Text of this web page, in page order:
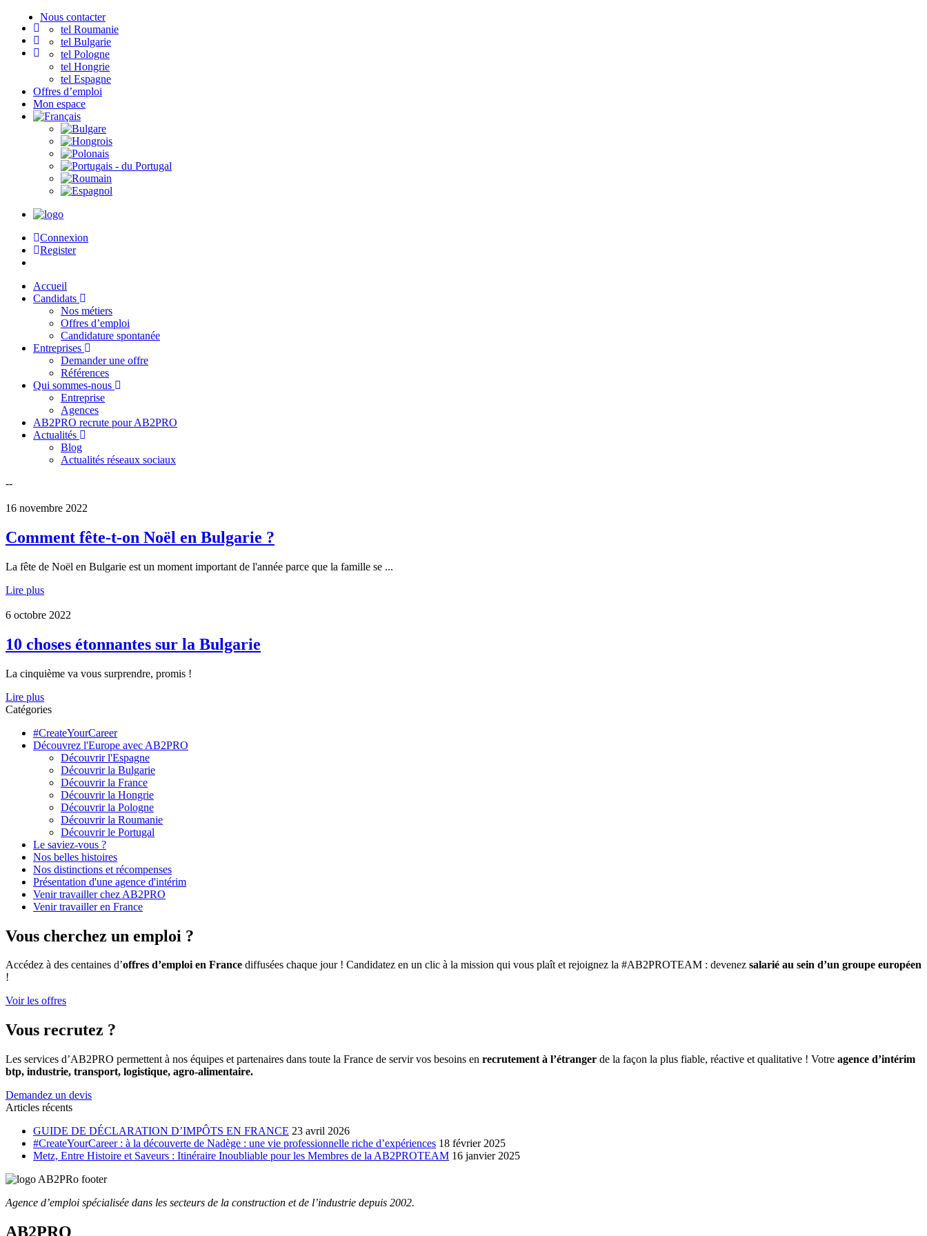
Nous contacter
tel Roumanie
tel Bulgarie
tel Pologne
tel Hongrie
tel Espagne
Offres d’emploi
Mon espace
Connexion
Register
Accueil
Candidats
Nos métiers
Offres d’emploi
Candidature spontanée
Entreprises
Demander une offre
Références
Qui sommes-nous
Entreprise
Agences
AB2PRO recrute pour AB2PRO
Actualités
Blog
Actualités réseaux sociaux
--
16 novembre 2022
Comment fête-t-on Noël en Bulgarie ?
La fête de Noël en Bulgarie est un moment important de l'année parce que la famille se ...
Lire plus
6 octobre 2022
10 choses étonnantes sur la Bulgarie
La cinquième va vous surprendre, promis !
Lire plus
Catégories
#CreateYourCareer
Découvrez l'Europe avec AB2PRO
Découvrir l'Espagne
Découvrir la Bulgarie
Découvrir la France
Découvrir la Hongrie
Découvrir la Pologne
Découvrir la Roumanie
Découvrir le Portugal
Le saviez-vous ?
Nos belles histoires
Nos distinctions et récompenses
Présentation d'une agence d'intérim
Venir travailler chez AB2PRO
Venir travailler en France
Vous cherchez un emploi ?
Accédez à des centaines d’offres d’emploi en France diffusées chaque jour ! Candidatez en un clic à la mission qui vous plaît et rejoignez la #AB2PROTEAM : devenez salarié au sein d’un groupe européen
!
Voir les offres
Vous recrutez ?
Les services d’AB2PRO permettent à nos équipes et partenaires dans toute la France de servir vos besoins en recrutement à l’étranger de la façon la plus fiable, réactive et qualitative ! Votre agence d’intérim
btp, industrie, transport, logistique, agro-alimentaire.
Demandez un devis
Articles récents
GUIDE DE DÉCLARATION D’IMPÔTS EN FRANCE 23 avril 2026
#CreateYourCareer : à la découverte de Nadège : une vie professionnelle riche d’expériences 18 février 2025
Metz, Entre Histoire et Saveurs : Itinéraire Inoubliable pour les Membres de la AB2PROTEAM 16 janvier 2025
Agence d’emploi spécialisée dans les secteurs de la construction et de l’industrie depuis 2002.
AB2PRO